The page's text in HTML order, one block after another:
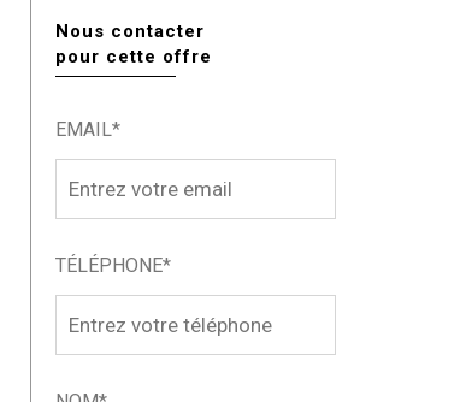
Nous contacter
pour cette offre
EMAIL*
TÉLÉPHONE*